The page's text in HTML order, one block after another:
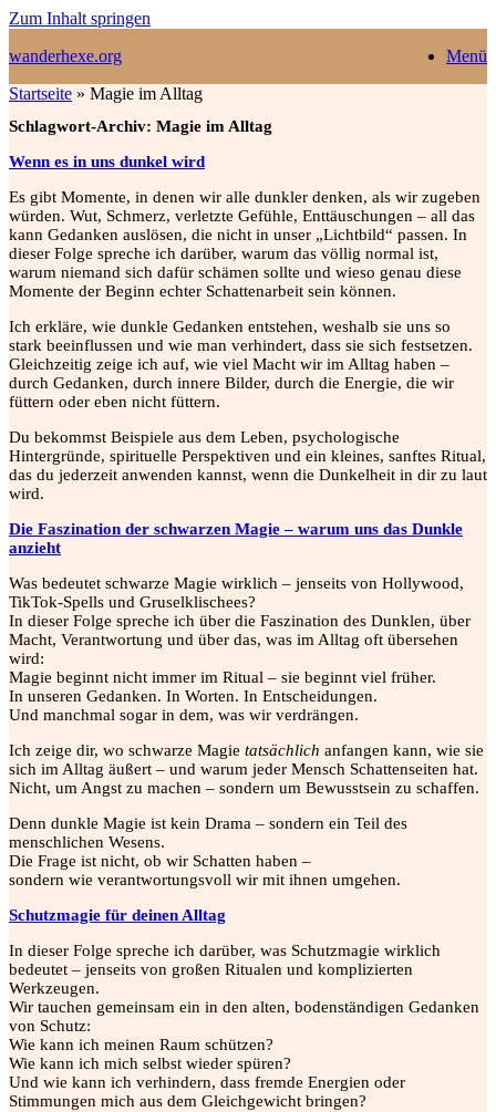
Zum Inhalt springen
wanderhexe.org
Menü
Startseite » Magie im Alltag
Schlagwort-Archiv: Magie im Alltag
Wenn es in uns dunkel wird
Es gibt Momente, in denen wir alle dunkler denken, als wir zugeben
würden. Wut, Schmerz, verletzte Gefühle, Enttäuschungen – all das
kann Gedanken auslösen, die nicht in unser „Lichtbild“ passen. In
dieser Folge spreche ich darüber, warum das völlig normal ist,
warum niemand sich dafür schämen sollte und wieso genau diese
Momente der Beginn echter Schattenarbeit sein können.
Ich erkläre, wie dunkle Gedanken entstehen, weshalb sie uns so
stark beeinflussen und wie man verhindert, dass sie sich festsetzen.
Gleichzeitig zeige ich auf, wie viel Macht wir im Alltag haben –
durch Gedanken, durch innere Bilder, durch die Energie, die wir
füttern oder eben nicht füttern.
Du bekommst Beispiele aus dem Leben, psychologische
Hintergründe, spirituelle Perspektiven und ein kleines, sanftes Ritual,
das du jederzeit anwenden kannst, wenn die Dunkelheit in dir zu laut
wird.
Die Faszination der schwarzen Magie – warum uns das Dunkle
anzieht
Was bedeutet schwarze Magie wirklich – jenseits von Hollywood,
TikTok-Spells und Gruselklischees?
In dieser Folge spreche ich über die Faszination des Dunklen, über
Macht, Verantwortung und über das, was im Alltag oft übersehen
wird:
Magie beginnt nicht immer im Ritual – sie beginnt viel früher.
In unseren Gedanken. In Worten. In Entscheidungen.
Und manchmal sogar in dem, was wir verdrängen.
Ich zeige dir, wo schwarze Magie tatsächlich anfangen kann, wie sie
sich im Alltag äußert – und warum jeder Mensch Schattenseiten hat.
Nicht, um Angst zu machen – sondern um Bewusstsein zu schaffen.
Denn dunkle Magie ist kein Drama – sondern ein Teil des
menschlichen Wesens.
Die Frage ist nicht, ob wir Schatten haben –
sondern wie verantwortungsvoll wir mit ihnen umgehen.
Schutzmagie für deinen Alltag
In dieser Folge spreche ich darüber, was Schutzmagie wirklich
bedeutet – jenseits von großen Ritualen und komplizierten
Werkzeugen.
Wir tauchen gemeinsam ein in den alten, bodenständigen Gedanken
von Schutz:
Wie kann ich meinen Raum schützen?
Wie kann ich mich selbst wieder spüren?
Und wie kann ich verhindern, dass fremde Energien oder
Stimmungen mich aus dem Gleichgewicht bringen?